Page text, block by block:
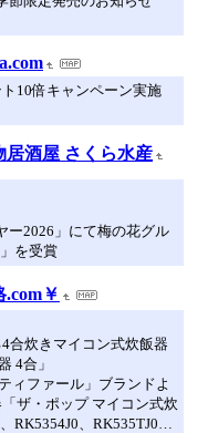
10倍キャンペーン実施
居酒屋 さくら水産
ー2026」にて梅の花グル
を受賞
.com￥
合炊きマイコン式炊飯器
4合」
ィファール」ブランドよ
ザ・ポップ マイコン式炊
RK5354J0、RK535TJ0…